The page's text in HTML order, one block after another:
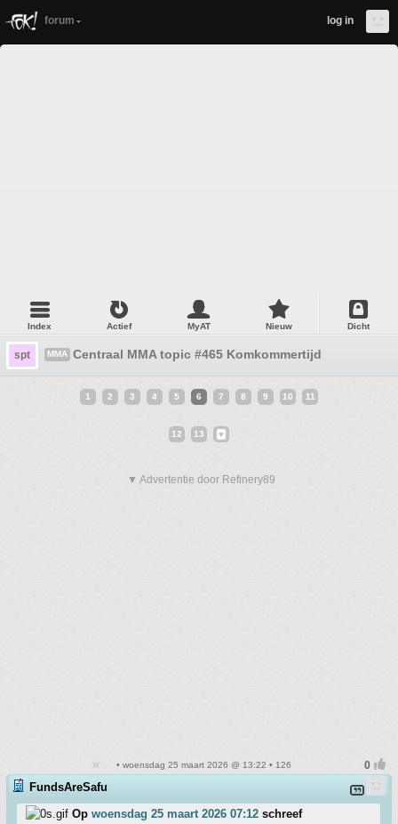
forum log in
Index Actief MyAT Nieuw Dicht
spt MMA Centraal MMA topic #465 Komkommertijd
1 2 3 4 5 6 7 8 9 10 11
12 13
▼ Advertentie door Refinery89
• woensdag 25 maart 2026 @ 13:22 • 126
FundsAreSafu
Op woensdag 25 maart 2026 07:12 schreef